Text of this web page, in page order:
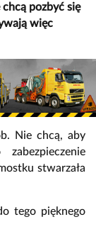
chcą pozbyć się
więc
Nie chcą, aby
stwarzała
tego pięknego